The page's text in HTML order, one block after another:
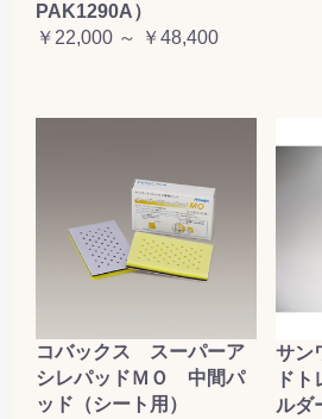
PAK1290A）
￥22,000 ～ ￥48,400
コバックス スーパーア
シレパッドＭＯ 中間パ
ッド（シート用）
サン
ド
ルダ